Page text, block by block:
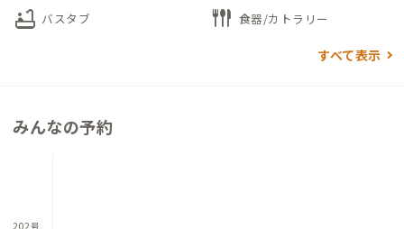
bathtub バスタブ flatware 食器/カトラリー
すべて表示
みんなの予約
202号